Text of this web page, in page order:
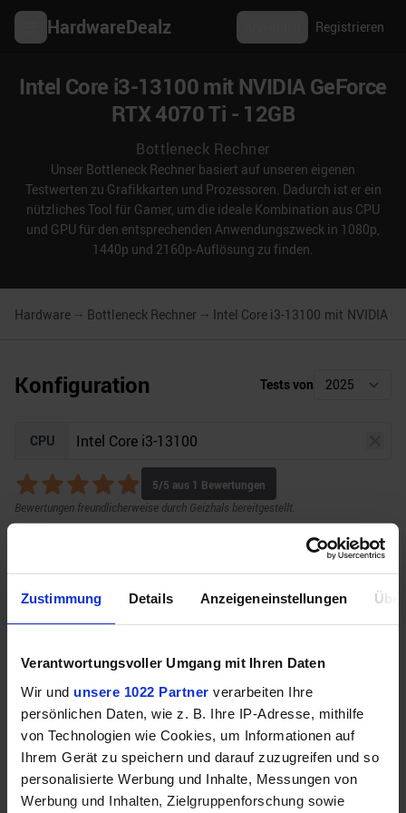
Zustimmung Details Anzeigeneinstellungen
Verantwortungsvoller Umgang mit Ihren Daten
Wir und unsere 1022 Partner verarbeiten Ihre
persönlichen Daten, wie z. B. Ihre IP-Adresse, mithilfe
von Technologien wie Cookies, um Informationen auf
Ihrem Gerät zu speichern und darauf zuzugreifen und so
personalisierte Werbung und Inhalte, Messungen von
Werbung und Inhalten, Zielgruppenforschung sowie
HardwareDealz Registrieren
Intel Core i3-13100 mit NVIDIA GeForce
RTX 4070 Ti - 12GB
Bottleneck Rechner
Unser Bottleneck Rechner basiert auf unseren eigenen
Testwerten zu Grafikkarten und Prozessoren. Dadurch ist er ein
nützliches Tool für Gamer, um die ideale Kombination aus CPU
und GPU für den entsprechenden Anwendungszweck in 1080p,
1440p und 2160p-Auflösung zu finden.
Hardware Bottleneck Rechner Intel Core i3-13100 mit NVIDIA
Konfiguration Tests von
CPU
5/5 aus 1 Bewertungen
Bewertungen freundlicherweise durch Geizhals bereitgestellt.
Auflösung Raytracing
Unser Bottleneck Rechner befindet sich aktuell in
der Beta-Phase! Bugs und Fehler gerne bei uns auf
demDiscord melden. Vielen Dank!